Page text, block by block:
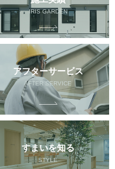
IRIS GARDEN
アフターサービス
AFTER SERVICE
すまいを知る
STYLE